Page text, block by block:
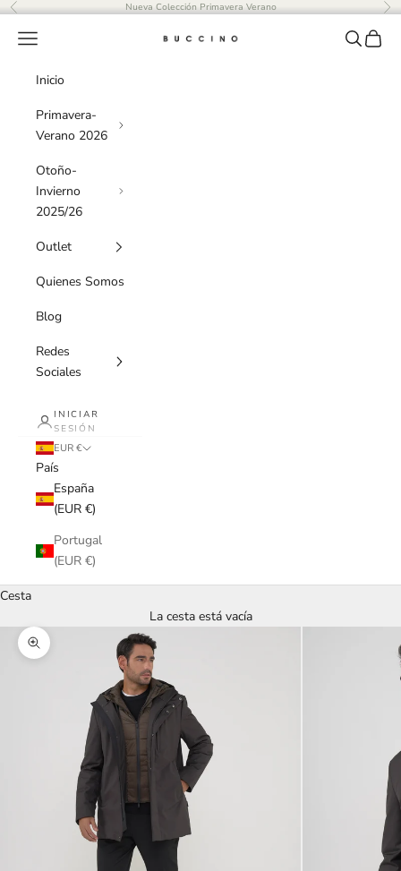
Ir al contenido
Anterior Nueva Colección Primavera Verano
Buccino
Menú Buscar
Cesta
Inicio
Primavera-
Verano 2026
Otoño-
Invierno
2025/26
Outlet
Quienes Somos
Blog
Redes
Sociales
INICIAR
SESIÓN
EUR €
País
España
(EUR €)
Portugal
(EUR €)
Cesta
La cesta está vacía
Zoom